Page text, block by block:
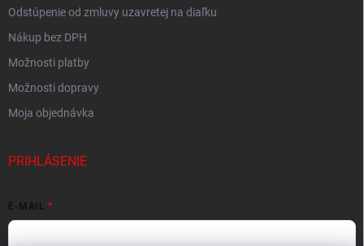
Odstúpenie od zmluvy uzavretej na diaľku
Nákup bez DPH
Možnosti platby
Možnosti dopravy
Moja objednávka
PRIHLÁSENIE
E-MAIL